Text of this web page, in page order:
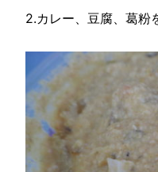
2.カレー、豆腐、葛粉